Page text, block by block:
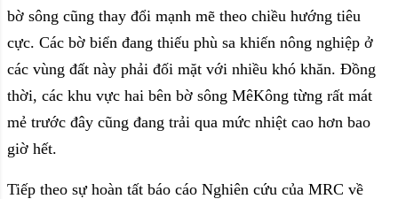
bờ sông cũng thay đổi mạnh mẽ theo chiều hướng tiêu
cực. Các bờ biển đang thiếu phù sa khiến nông nghiệp ở
các vùng đất này phải đối mặt với nhiều khó khăn. Đồng
thời, các khu vực hai bên bờ sông MêKông từng rất mát
mẻ trước đây cũng đang trải qua mức nhiệt cao hơn bao
giờ hết.
Tiếp theo sự hoàn tất báo cáo Nghiên cứu của MRC về